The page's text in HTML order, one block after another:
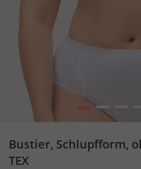
2
Bustier, Schlupfform,
TEX